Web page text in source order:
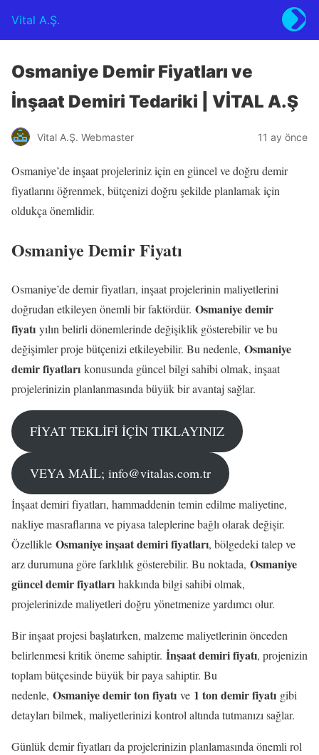
Vital A.Ş.
Osmaniye Demir Fiyatları ve
İnşaat Demiri Tedariki | VİTAL A.Ş
Vital A.Ş. Webmaster 11 ay önce
Osmaniye’de inşaat projeleriniz için en güncel ve doğru demir
fiyatlarını öğrenmek, bütçenizi doğru şekilde planlamak için
oldukça önemlidir.
Osmaniye Demir Fiyatı
Osmaniye’de demir fiyatları, inşaat projelerinin maliyetlerini
doğrudan etkileyen önemli bir faktördür. Osmaniye demir
fiyatı yılın belirli dönemlerinde değişiklik gösterebilir ve bu
değişimler proje bütçenizi etkileyebilir. Bu nedenle, Osmaniye
demir fiyatları konusunda güncel bilgi sahibi olmak, inşaat
projelerinizin planlanmasında büyük bir avantaj sağlar.
FİYAT TEKLİFİ İÇİN TIKLAYINIZ
VEYA MAİL; info@vitalas.com.tr
İnşaat demiri fiyatları, hammaddenin temin edilme maliyetine,
nakliye masraflarına ve piyasa taleplerine bağlı olarak değişir.
Özellikle Osmaniye inşaat demiri fiyatları, bölgedeki talep ve
arz durumuna göre farklılık gösterebilir. Bu noktada, Osmaniye
güncel demir fiyatları hakkında bilgi sahibi olmak,
projelerinizde maliyetleri doğru yönetmenize yardımcı olur.
Bir inşaat projesi başlatırken, malzeme maliyetlerinin önceden
belirlenmesi kritik öneme sahiptir. İnşaat demiri fiyatı, projenizin
toplam bütçesinde büyük bir paya sahiptir. Bu
nedenle, Osmaniye demir ton fiyatı ve 1 ton demir fiyatı gibi
detayları bilmek, maliyetlerinizi kontrol altında tutmanızı sağlar.
Günlük demir fiyatları da projelerinizin planlamasında önemli rol